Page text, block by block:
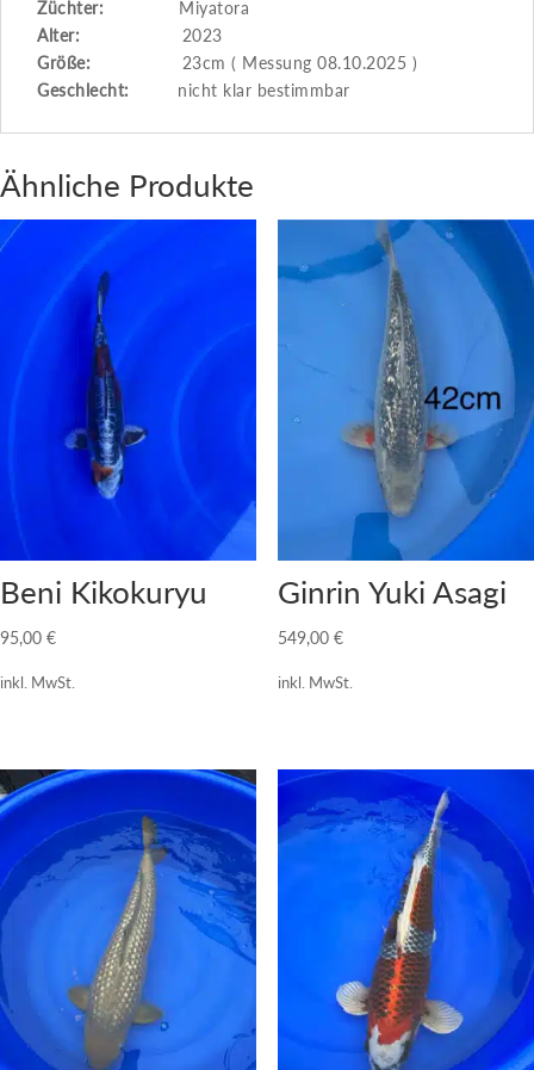
Züchter: Miyatora
Alter: 2023
Größe: 23cm ( Messung 08.10.2025 )
Geschlecht: nicht klar bestimmbar
Ähnliche Produkte
Beni Kikokuryu
95,00 €
inkl. MwSt.
Ginrin Yuki Asagi
549,00 €
inkl. MwSt.